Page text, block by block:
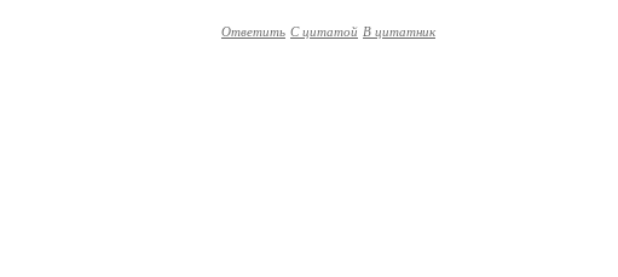
Ответить С цитатой В цитатник